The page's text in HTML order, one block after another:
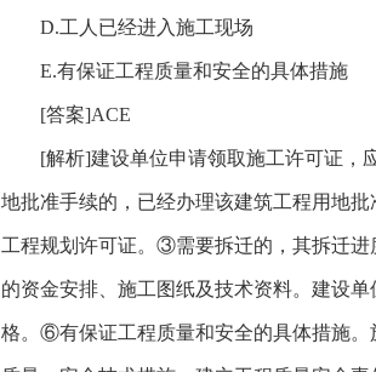
D.工人已经进入施工现场
E.有保证工程质量和安全的具体措施
[答案]ACE
[解析]建设单位申请领取施工许可证，
地批准手续的，已经办理该建筑工程用地
工程规划许可证。③需要拆迁的，其拆迁
的资金安排、施工图纸及技术资料。建设
格。⑥有保证工程质量和安全的具体措施